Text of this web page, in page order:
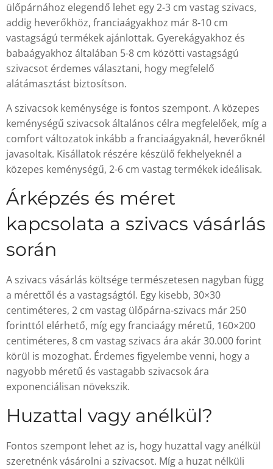
ülőpárnához elegendő lehet egy 2-3 cm vastag szivacs,
addig heverőkhöz, franciaágyakhoz már 8-10 cm
vastagságú termékek ajánlottak. Gyerekágyakhoz és
babaágyakhoz általában 5-8 cm közötti vastagságú
szivacsot érdemes választani, hogy megfelelő
alátámasztást biztosítson.
A szivacsok keménysége is fontos szempont. A közepes
keménységű szivacsok általános célra megfelelőek, míg a
comfort változatok inkább a franciaágyaknál, heverőknél
javasoltak. Kisállatok részére készülő fekhelyeknél a
közepes keménységű, 2-6 cm vastag termékek ideálisak.
Árképzés és méret
kapcsolata a szivacs vásárlás
során
A szivacs vásárlás költsége természetesen nagyban függ
a mérettől és a vastagságtól. Egy kisebb, 30×30
centiméteres, 2 cm vastag ülőpárna-szivacs már 250
forinttól elérhető, míg egy franciaágy méretű, 160×200
centiméteres, 8 cm vastag szivacs ára akár 30.000 forint
körül is mozoghat. Érdemes figyelembe venni, hogy a
nagyobb méretű és vastagabb szivacsok ára
exponenciálisan növekszik.
Huzattal vagy anélkül?
Fontos szempont lehet az is, hogy huzattal vagy anélkül
szeretnénk vásárolni a szivacsot. Míg a huzat nélküli